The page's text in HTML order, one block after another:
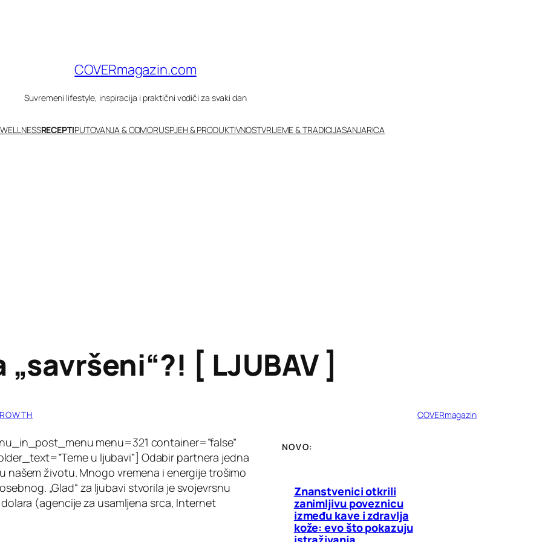
COVERmagazin.com
Suvremeni lifestyle, inspiracija i praktični vodiči za svaki dan
RECEPTIPUTOVANJA & ODMORUSPJEH & PRODUKTIVNOSTVRIJEME & TRADICIJASANJARICA
[ LJUBAV ]
COVERmagazin
menu=321 container=”false”
u ljubavi”] Odabir partnera jedna
našem životu. Mnogo vremena i energije trošimo
„Glad“ za ljubavi stvorila je svojevrsnu
(agencije za usamljena srca, Internet
NOVO:
Znanstvenici otkrili
zanimljivu poveznicu
između kave i zdravlja
kože: evo što pokazuju